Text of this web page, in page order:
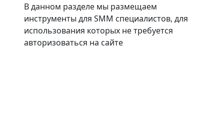
В данном разделе мы размещаем
инструменты для SMM специалистов, для
использования которых не требуется
авторизоваться на сайте